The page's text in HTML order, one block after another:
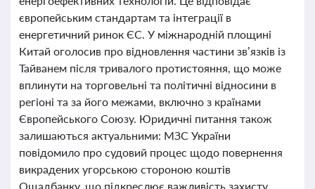
європейським стандартам та інтеграції в
енергетичний ринок ЄС. У міжнародній площині
Китай оголосив про відновлення частини зв’язків із
Тайванем після тривалого протистояння, що може
вплинути на торговельні та політичні відносини в
регіоні та за його межами, включно з країнами
Європейського Союзу. Юридичні питання також
залишаються актуальними: МЗС України
повідомило про судовий процес щодо повернення
викрадених угорською стороною коштів
Ощадбанку, що підкреслює важливість захисту